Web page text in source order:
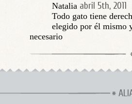
Natalia abril 5th, 2011
Todo gato tiene
elegido por él mismo
necesario